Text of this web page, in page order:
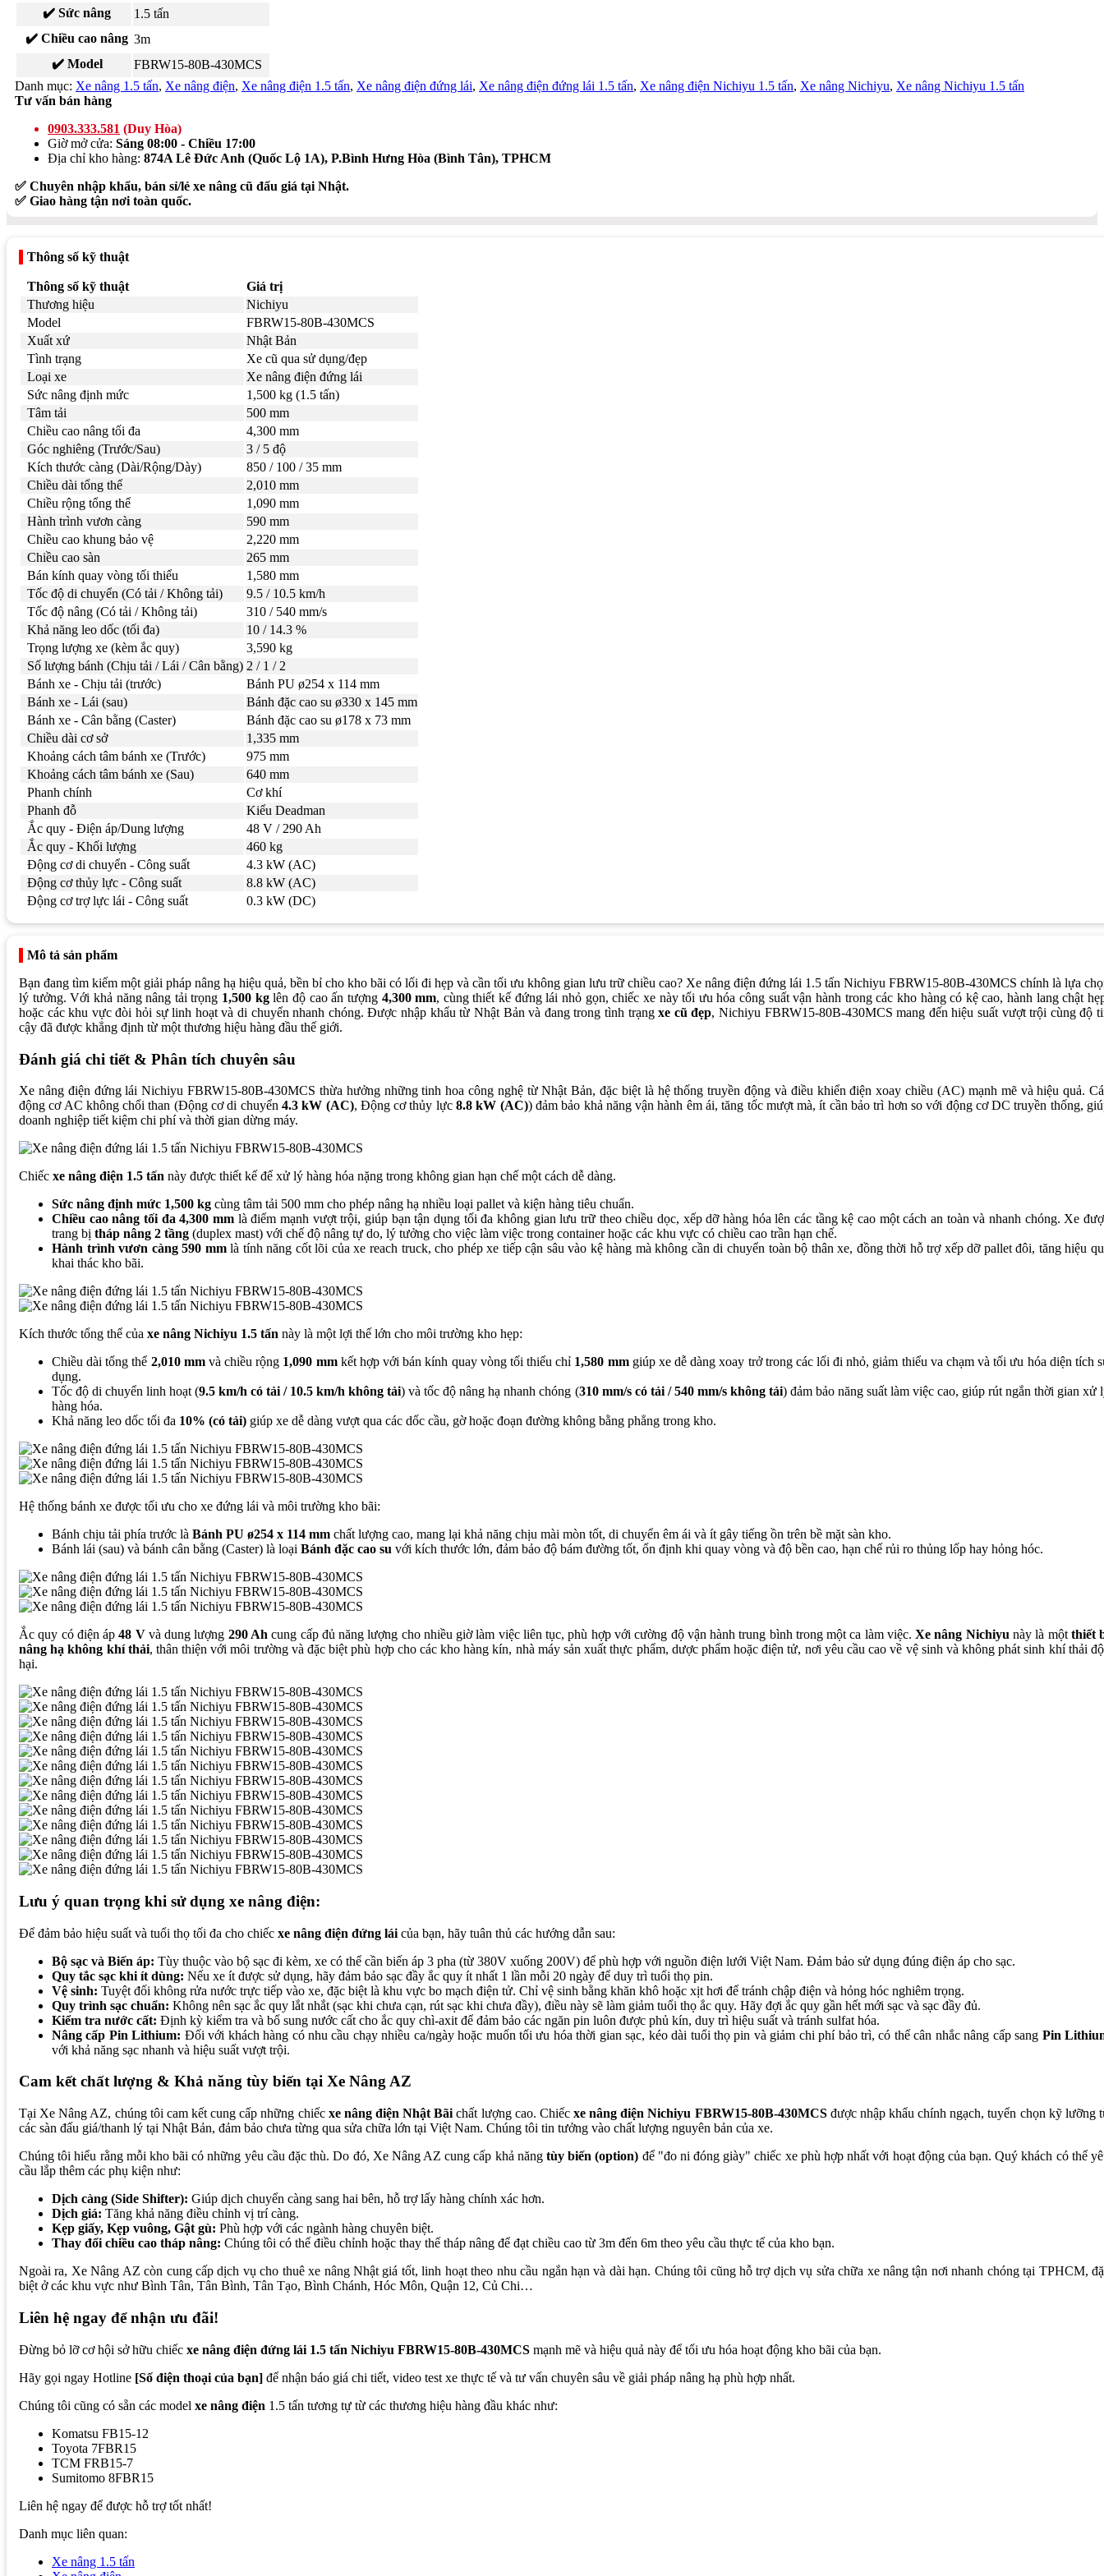
✔️ Sức nâng
1.5 tấn
✔️ Chiều cao nâng 3m
✔️ Model
FBRW15-80B-430MCS
Danh mục: Xe nâng 1.5 tấn, Xe nâng điện, Xe nâng điện 1.5 tấn, Xe nâng điện đứng lái, Xe nâng điện đứng lái 1.5 tấn, Xe nâng điện Nichiyu 1.5 tấn, Xe nâng Nichiyu, Xe nâng Nichiyu 1.5 tấn
Tư vấn bán hàng
0903.333.581 (Duy Hòa)
Giờ mở cửa: Sáng 08:00 - Chiều 17:00
Địa chỉ kho hàng: 874A Lê Đức Anh (Quốc Lộ 1A), P.Bình Hưng Hòa (Bình Tân), TPHCM
✅ Chuyên nhập khẩu, bán sỉ/lẻ xe nâng cũ đấu giá tại Nhật.
✅ Giao hàng tận nơi toàn quốc.
Thông số kỹ thuật
Thông số kỹ thuật
Giá trị
Thương hiệu
Nichiyu
Model
FBRW15-80B-430MCS
Xuất xứ
Nhật Bản
Tình trạng
Xe cũ qua sử dụng/đẹp
Loại xe
Xe nâng điện đứng lái
Sức nâng định mức
1,500 kg (1.5 tấn)
Tâm tải
500 mm
Chiều cao nâng tối đa
4,300 mm
Góc nghiêng (Trước/Sau)
3 / 5 độ
Kích thước càng (Dài/Rộng/Dày)
850 / 100 / 35 mm
Chiều dài tổng thể
2,010 mm
Chiều rộng tổng thể
1,090 mm
Hành trình vươn càng
590 mm
Chiều cao khung bảo vệ
2,220 mm
Chiều cao sàn
265 mm
Bán kính quay vòng tối thiểu
1,580 mm
Tốc độ di chuyển (Có tải / Không tải)
9.5 / 10.5 km/h
Tốc độ nâng (Có tải / Không tải)
310 / 540 mm/s
Khả năng leo dốc (tối đa)
10 / 14.3 %
Trọng lượng xe (kèm ắc quy)
3,590 kg
Số lượng bánh (Chịu tải / Lái / Cân bằng) 2 / 1 / 2
Bánh xe - Chịu tải (trước)
Bánh PU ø254 x 114 mm
Bánh xe - Lái (sau)
Bánh đặc cao su ø330 x 145 mm
Bánh xe - Cân bằng (Caster)
Bánh đặc cao su ø178 x 73 mm
Chiều dài cơ sở
1,335 mm
Khoảng cách tâm bánh xe (Trước)
975 mm
Khoảng cách tâm bánh xe (Sau)
640 mm
Phanh chính
Cơ khí
Phanh đỗ
Kiểu Deadman
Ắc quy - Điện áp/Dung lượng
48 V / 290 Ah
Ắc quy - Khối lượng
460 kg
Động cơ di chuyển - Công suất
4.3 kW (AC)
Động cơ thủy lực - Công suất
8.8 kW (AC)
Động cơ trợ lực lái - Công suất
0.3 kW (DC)
Mô tả sản phẩm
Bạn đang tìm kiếm một giải pháp nâng hạ hiệu quả, bền bỉ cho kho bãi có lối đi hẹp và cần tối ưu không gian lưu trữ chiều cao? Xe nâng điện đứng lái 1.5 tấn Nichiyu FBRW15-80B-430MCS chính là lựa
lý tưởng. Với khả năng nâng tải trọng 1,500 kglên độ cao ấn tượng 4,300 mm, cùng thiết kế đứng lái nhỏ gọn, chiếc xe này tối ưu hóa công suất vận hành trong các kho hàng có kệ cao, hành lang chật
hoặc các khu vực đòi hỏi sự linh hoạt và di chuyển nhanh chóng. Được nhập khẩu từ Nhật Bản và đang trong tình trạngxe cũ đẹp, Nichiyu FBRW15-80B-430MCS mang đến hiệu suất vượt trội cùng độ
cậy đã được khẳng định từ một thương hiệu hàng đầu thế giới.
Đánh giá chi tiết & Phân tích chuyên sâu
Xe nâng điện đứng lái Nichiyu FBRW15-80B-430MCS thừa hưởng những tinh hoa công nghệ từ Nhật Bản, đặc biệt là hệ thống truyền động và điều khiển điện xoay chiều (AC) mạnh mẽ và hiệu quả.
động cơ AC không chổi than (Động cơ di chuyển 4.3 kW (AC), Động cơ thủy lực8.8 kW (AC)) đảm bảo khả năng vận hành êm ái, tăng tốc mượt mà, ít cần bảo trì hơn so với động cơ DC truyền thống,
doanh nghiệp tiết kiệm chi phí và thời gian dừng máy.
Chiếc xe nâng điện 1.5 tấn này được thiết kế để xử lý hàng hóa nặng trong không gian hạn chế một cách dễ dàng.
Sức nâng định mức 1,500 kg cùng tâm tải 500 mm cho phép nâng hạ nhiều loại pallet và kiện hàng tiêu chuẩn.
Chiều cao nâng tối đa 4,300 mm là điểm mạnh vượt trội, giúp bạn tận dụng tối đa không gian lưu trữ theo chiều dọc, xếp dỡ hàng hóa lên các tầng kệ cao một cách an toàn và nhanh chóng. Xe
trang bị tháp nâng 2 tầng (duplex mast) với chế độ nâng tự do, lý tưởng cho việc làm việc trong container hoặc các khu vực có chiều cao trần hạn chế.
Hành trình vươn càng 590 mmlà tính năng cốt lõi của xe reach truck, cho phép xe tiếp cận sâu vào kệ hàng mà không cần di chuyển toàn bộ thân xe, đồng thời hỗ trợ xếp dỡ pallet đôi, tăng hiệu
khai thác kho bãi.
Kích thước tổng thể của xe nâng Nichiyu 1.5 tấn này là một lợi thế lớn cho môi trường kho hẹp:
Chiều dài tổng thể 2,010 mmvà chiều rộng 1,090 mmkết hợp với bán kính quay vòng tối thiểu chỉ 1,580 mmgiúp xe dễ dàng xoay trở trong các lối đi nhỏ, giảm thiểu va chạm và tối ưu hóa diện tích
dụng.
Tốc độ di chuyển linh hoạt (9.5 km/h có tải / 10.5 km/h không tải) và tốc độ nâng hạ nhanh chóng (310 mm/s có tải / 540 mm/s không tải) đảm bảo năng suất làm việc cao, giúp rút ngắn thời gian xử
hàng hóa.
Khả năng leo dốc tối đa 10% (có tải) giúp xe dễ dàng vượt qua các dốc cầu, gờ hoặc đoạn đường không bằng phẳng trong kho.
Hệ thống bánh xe được tối ưu cho xe đứng lái và môi trường kho bãi:
Bánh chịu tải phía trước là Bánh PU ø254 x 114 mm chất lượng cao, mang lại khả năng chịu mài mòn tốt, di chuyển êm ái và ít gây tiếng ồn trên bề mặt sàn kho.
Bánh lái (sau) và bánh cân bằng (Caster) là loại Bánh đặc cao su với kích thước lớn, đảm bảo độ bám đường tốt, ổn định khi quay vòng và độ bền cao, hạn chế rủi ro thủng lốp hay hỏng hóc.
Ắc quy có điện áp48 Vvà dung lượng 290 Ah cung cấp đủ năng lượng cho nhiều giờ làm việc liên tục, phù hợp với cường độ vận hành trung bình trong một ca làm việc.Xe nâng Nichiyu này là một thiết
nâng hạ không khí thải, thân thiện với môi trường và đặc biệt phù hợp cho các kho hàng kín, nhà máy sản xuất thực phẩm, dược phẩm hoặc điện tử, nơi yêu cầu cao về vệ sinh và không phát sinh khí thải
hại.
Lưu ý quan trọng khi sử dụng xe nâng điện:
Để đảm bảo hiệu suất và tuổi thọ tối đa cho chiếc xe nâng điện đứng lái của bạn, hãy tuân thủ các hướng dẫn sau:
Bộ sạc và Biến áp: Tùy thuộc vào bộ sạc đi kèm, xe có thể cần biến áp 3 pha (từ 380V xuống 200V) để phù hợp với nguồn điện lưới Việt Nam. Đảm bảo sử dụng đúng điện áp cho sạc.
Quy tắc sạc khi ít dùng: Nếu xe ít được sử dụng, hãy đảm bảo sạc đầy ắc quy ít nhất 1 lần mỗi 20 ngày để duy trì tuổi thọ pin.
Vệ sinh: Tuyệt đối không rửa nước trực tiếp vào xe, đặc biệt là khu vực bo mạch điện tử. Chỉ vệ sinh bằng khăn khô hoặc xịt hơi để tránh chập điện và hỏng hóc nghiêm trọng.
Quy trình sạc chuẩn: Không nên sạc ắc quy lắt nhắt (sạc khi chưa cạn, rút sạc khi chưa đầy), điều này sẽ làm giảm tuổi thọ ắc quy. Hãy đợi ắc quy gần hết mới sạc và sạc đầy đủ.
Kiểm tra nước cất: Định kỳ kiểm tra và bổ sung nước cất cho ắc quy chì-axit để đảm bảo các ngăn pin luôn được phủ kín, duy trì hiệu suất và tránh sulfat hóa.
Nâng cấp Pin Lithium: Đối với khách hàng có nhu cầu chạy nhiều ca/ngày hoặc muốn tối ưu hóa thời gian sạc, kéo dài tuổi thọ pin và giảm chi phí bảo trì, có thể cân nhắc nâng cấp sang Pin
với khả năng sạc nhanh và hiệu suất vượt trội.
Cam kết chất lượng & Khả năng tùy biến tại Xe Nâng AZ
Tại Xe Nâng AZ, chúng tôi cam kết cung cấp những chiếc xe nâng điện Nhật Bãi chất lượng cao. Chiếcxe nâng điện Nichiyu FBRW15-80B-430MCSđược nhập khẩu chính ngạch, tuyển chọn kỹ lưỡng
các sàn đấu giá/thanh lý tại Nhật Bản, đảm bảo chưa từng qua sửa chữa lớn tại Việt Nam. Chúng tôi tin tưởng vào chất lượng nguyên bản của xe.
Chúng tôi hiểu rằng mỗi kho bãi có những yêu cầu đặc thù. Do đó, Xe Nâng AZ cung cấp khả năng tùy biến (option) để "đo ni đóng giày" chiếc xe phù hợp nhất với hoạt động của bạn. Quý khách có thể
cầu lắp thêm các phụ kiện như:
Dịch càng (Side Shifter): Giúp dịch chuyển càng sang hai bên, hỗ trợ lấy hàng chính xác hơn.
Dịch giá: Tăng khả năng điều chỉnh vị trí càng.
Kẹp giấy, Kẹp vuông, Gật gù: Phù hợp với các ngành hàng chuyên biệt.
Thay đổi chiều cao tháp nâng: Chúng tôi có thể điều chỉnh hoặc thay thế tháp nâng để đạt chiều cao từ 3m đến 6m theo yêu cầu thực tế của kho bạn.
Ngoài ra, Xe Nâng AZ còn cung cấp dịch vụ cho thuê xe nâng Nhật giá tốt, linh hoạt theo nhu cầu ngắn hạn và dài hạn. Chúng tôi cũng hỗ trợ dịch vụ sửa chữa xe nâng tận nơi nhanh chóng tại TPHCM,
biệt ở các khu vực như Bình Tân, Tân Bình, Tân Tạo, Bình Chánh, Hóc Môn, Quận 12, Củ Chi…
Liên hệ ngay để nhận ưu đãi!
Đừng bỏ lỡ cơ hội sở hữu chiếc xe nâng điện đứng lái 1.5 tấn Nichiyu FBRW15-80B-430MCS mạnh mẽ và hiệu quả này để tối ưu hóa hoạt động kho bãi của bạn.
Hãy gọi ngay Hotline [Số điện thoại của bạn] để nhận báo giá chi tiết, video test xe thực tế và tư vấn chuyên sâu về giải pháp nâng hạ phù hợp nhất.
Chúng tôi cũng có sẵn các model xe nâng điện 1.5 tấn tương tự từ các thương hiệu hàng đầu khác như:
Komatsu FB15-12
Toyota 7FBR15
TCM FRB15-7
Sumitomo 8FBR15
Liên hệ ngay để được hỗ trợ tốt nhất!
Danh mục liên quan:
Xe nâng 1.5 tấn